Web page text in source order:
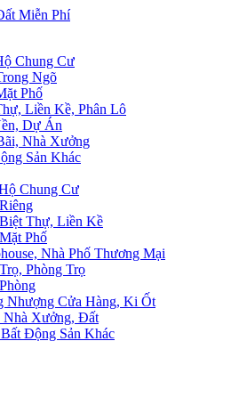
Chung Cư
Ngõ
Phố
Liền Kề, Phân Lô
Dự Án
Nhà Xưởng
Sản Khác
Chung Cư
Thự, Liền Kề
Phố
Nhà Phố Thương Mại
Phòng Trọ
Nhượng Cửa Hàng, Ki Ốt
Nhà Xưởng, Đất
Động Sản Khác